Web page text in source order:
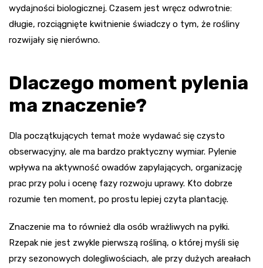
wydajności biologicznej. Czasem jest wręcz odwrotnie:
długie, rozciągnięte kwitnienie świadczy o tym, że rośliny
rozwijały się nierówno.
Dlaczego moment pylenia
ma znaczenie?
Dla początkujących temat może wydawać się czysto
obserwacyjny, ale ma bardzo praktyczny wymiar. Pylenie
wpływa na aktywność owadów zapylających, organizację
prac przy polu i ocenę fazy rozwoju uprawy. Kto dobrze
rozumie ten moment, po prostu lepiej czyta plantację.
Znaczenie ma to również dla osób wrażliwych na pyłki.
Rzepak nie jest zwykle pierwszą rośliną, o której myśli się
przy sezonowych dolegliwościach, ale przy dużych areałach